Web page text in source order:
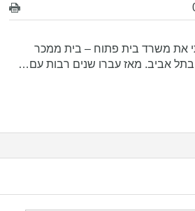
פתחתי את משרד בית פתוח – בית ממכר
אביב. מאז עברו שנים רבות עם…